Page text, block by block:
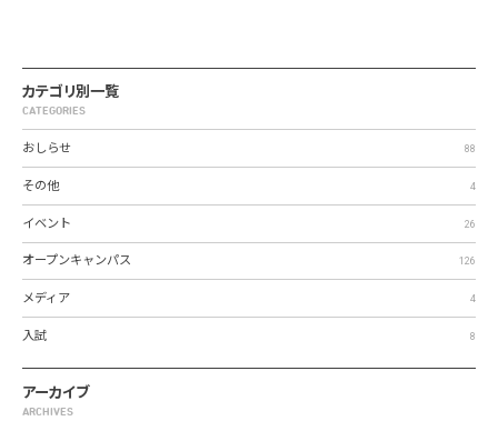
カテゴリ別一覧
CATEGORIES
おしらせ 88
その他 4
イベント 26
オープンキャンパス 126
メディア 4
入試 8
アーカイブ
ARCHIVES